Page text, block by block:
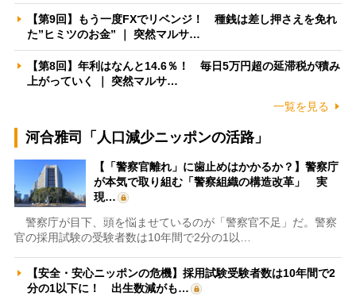
【第9回】もう一度FXでリベンジ！ 種銭は差し押さえを免れ
た”ヒミツのお金” ｜ 突然マルサ…
【第8回】年利はなんと14.6％！ 毎日5万円超の延滞税が積み
上がっていく ｜ 突然マルサ…
一覧を見る
河合雅司「人口減少ニッポンの活路」
【「警察官離れ」に歯止めはかかるか？】警察庁
が本気で取り組む「警察組織の構造改革」 実
現…
警察庁が目下、頭を悩ませているのが「警察官不足」だ。警察
官の採用試験の受験者数は10年間で2分の1以…
【安全・安心ニッポンの危機】採用試験受験者数は10年間で2
分の1以下に！ 出生数減がも…